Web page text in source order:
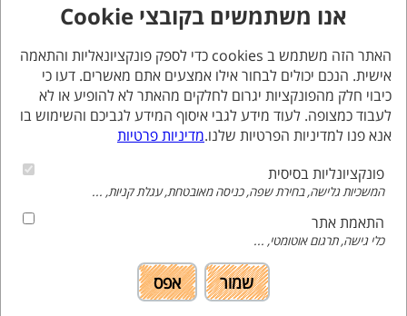
אנו משתמשים בקובצי Cookie
האתר הזה משתמש ב cookies כדי לספק פונקציונאליות והתאמה
אישית. הנכם יכולים לבחור אילו אמצעים אתם מאשרים. דעו כי
כיבוי חלק מהפונקציות יגרום לחלקים מהאתר לא להופיע או לא
לעבוד כמצופה. לעוד מידע לגבי איסוף המידע לגביכם והשימוש בו
אנא פנו למדיניות הפרטיות שלנו.מדיניות פרטיות
פונקציונליות בסיסית
המשכיות גלישה, בחירת שפה, כניסה מאובטחת, עגלת קניות, ...
התאמת אתר
כלי גישה, תרגום אוטומטי, ...
שמור אפס